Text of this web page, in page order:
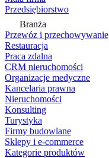
Przedsiębiorstwo
Branża
Przewóz i przechowywanie
Restauracja
Praca zdalna
CRM nieruchomości
Organizacje medyczne
Kancelaria prawna
Nieruchomości
Konsulting
Turystyka
Firmy budowlane
Sklepy i e-commerce
Kategorie produktów